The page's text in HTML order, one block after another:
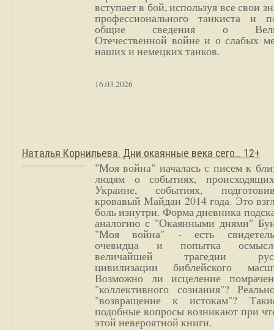
вступает в бой, используя все свои
профессионального танкиста и
общие сведения о
Отечественной войне и о слабых
наших и немецких танков.
16.03.2026
Наталья Корнильева. Дни окаянные века сего… 12+
"Моя война" началась с писем к
людям о событиях,
Украине, событиях,
кровавый Майдан 2014 года. Это
боль изнутри. Форма дневника
аналогию с "Окаянными днями"
"Моя война" - есть
очевидца и попытка
величайшей трагедии
цивилизации библейского
Возможно ли исцеление
"коллективного сознания"?
"возвращение к истокам"?
подобные вопросы возникают при
этой невероятной книги.